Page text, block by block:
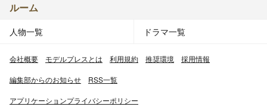
ルーム
人物一覧 ドラマ一覧
会社概要 モデルプレスとは 利用規約 推奨環境 採用情報
編集部からのお知らせ RSS一覧
アプリケーションプライバシーポリシー